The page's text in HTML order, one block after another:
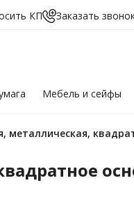
КП Заказать
Мебельи сейфы
металлическая,